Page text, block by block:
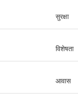
सुरक्षा
विशेषता
आवास